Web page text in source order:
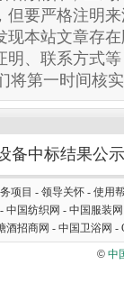
要严格注明
本站文章存
明、联系方式
将第一时间核
备中标结果公示
项目 - 领导关怀 - 使用
- 中国纺织网 - 中国服装网
酒招商网 - 中国卫浴网 -
© 中